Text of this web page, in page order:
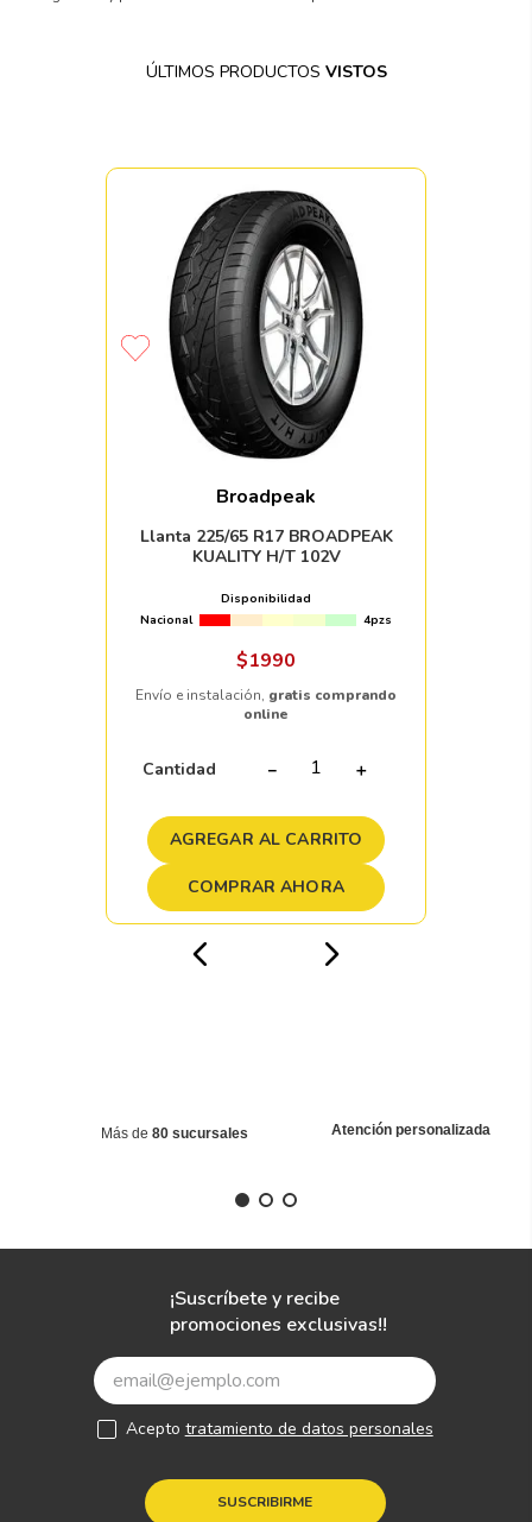
ÚLTIMOS PRODUCTOS VISTOS
Broadpeak
Llanta 225/65 R17 BROADPEAK
KUALITY H/T 102V
Disponibilidad
Nacional
4pzs
$1990
Envío e instalación, gratis comprando
online
Cantidad ＋
－
AGREGAR AL CARRITO
COMPRAR AHORA
Más de 80 sucursales Atención personalizada
¡Suscríbete y recibe
promociones exclusivas!!
SUSCRIBIRME
Acepto tratamiento de datos personales